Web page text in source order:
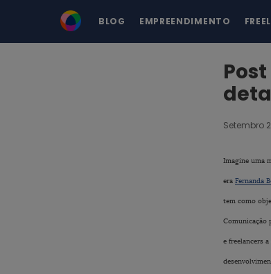
BLOG EMPREENDIMENTO
Setembro
Imagine uma
era Fernanda
tem como
Comunicação
e freelancers